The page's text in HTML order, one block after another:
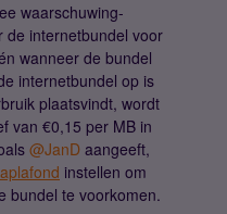
waarschuwing-
de internetbundel voor
wanneer de bundel
internetbundel op is
plaatsvindt, wordt
van €0,15 per MB in
@JanD aangeeft,
instellen om
bundel te voorkomen.